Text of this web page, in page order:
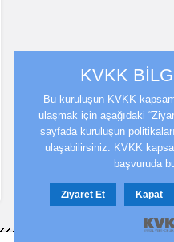
KVKK
Bu kuruluşun KVKK
ulaşmak için aşağıdaki
sayfada kuruluşun
ulaşabilirsiniz. KVKK
başvuruda
Ziyaret Et Kapat